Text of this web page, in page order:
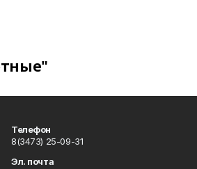
Телефон
8(3473) 25-09-31
Эл. почта